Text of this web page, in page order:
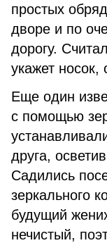
простых
дворе и по
дорогу.
укажет носок,
Еще один
с помощью
друга,
Садились
зеркального
будущий
нечистый,